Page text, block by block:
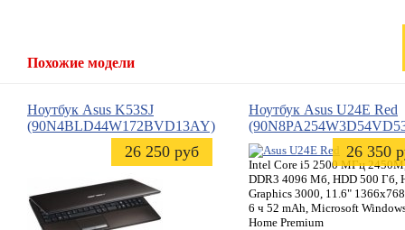
Похожие модели
Ноутбук Asus K53SJ
(90N4BLD44W172BVD13AY)
26 250 руб
Ноутбук Asus U24E Red
Intel Core i5 2500 МГц
DDR3 4096 Мб, HDD 500 Гб,
Graphics 3000, 11.6"
6 ч 52 mAh, Microsoft
Home Premium
26 350